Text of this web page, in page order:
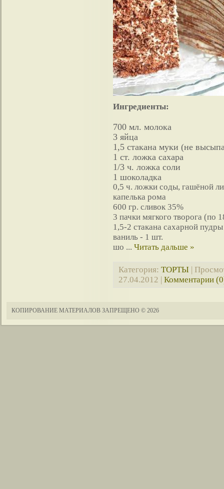
Ингредиенты:
700 мл. молока
3 яйца
1,5 стакана муки (не
1 ст. ложка сахара
1/3 ч. ложка соли
1 шоколадка
0,5 ч. ложки соды, гашёной
капелька рома
600 гр. сливок 35%
3 пачки мягкого творога (по
1,5-2 стакана сахарной
ваниль - 1 шт.
шо ... Читать дальше »
Категория: ТОРТЫ |
27.04.2012 | Комментарии
КОПИРОВАНИЕ МАТЕРИАЛОВ ЗАПРЕЩЕНО © 2026